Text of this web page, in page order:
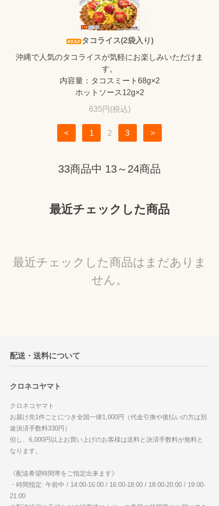
タコライス(2袋入り)
沖縄で人気のタコライスが気軽にお楽しみいただけま
す。
内容量：タコスミート68g×2
ホットソース12g×2
635円(税込)
< 1 2 3 >
33商品中 13～24商品
最近チェックした商品
最近チェックした商品はまだありま
せん。
配送・送料について
クロネコヤマト
クロネコヤマト
お届け先1件ごとにつき全国一律1,000円（代金引換や後払いの方は別
途決済手数料330円）
但し、6,000円以上お買い上げのお客様は送料と決済手数料が無料と
なります。
《配送希望時間帯をご指定出来ます》
・時間指定: 午前中 / 14:00-16:00 / 16:00-18:00 / 18:00-20:00 / 19:00-
21:00